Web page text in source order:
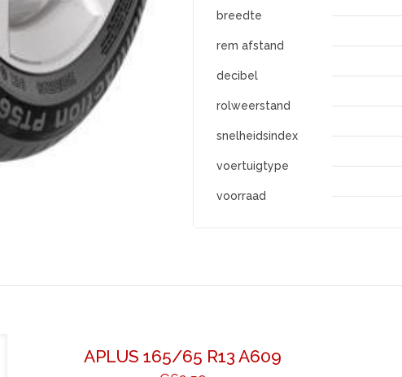
breedte
rem afstand
decibel
rolweerstand
snelheidsindex
voertuigtype
voorraad
APLUS 165/65 R13 A609